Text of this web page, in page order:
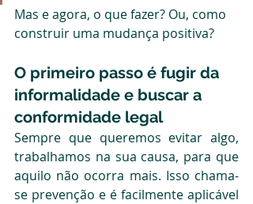
Mas e agora, o que fazer? Ou, como
construir uma mudança positiva?
O primeiro passo é fugir da
informalidade e buscar a
conformidade legal
Sempre que queremos evitar algo,
trabalhamos na sua causa, para que
aquilo não ocorra mais. Isso chama-
se prevenção e é facilmente aplicável